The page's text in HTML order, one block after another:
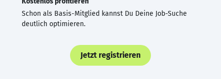
Schon als Basis-Mitglied kannst Du Deine Job-Suche
deutlich optimieren.
Jetzt registrieren